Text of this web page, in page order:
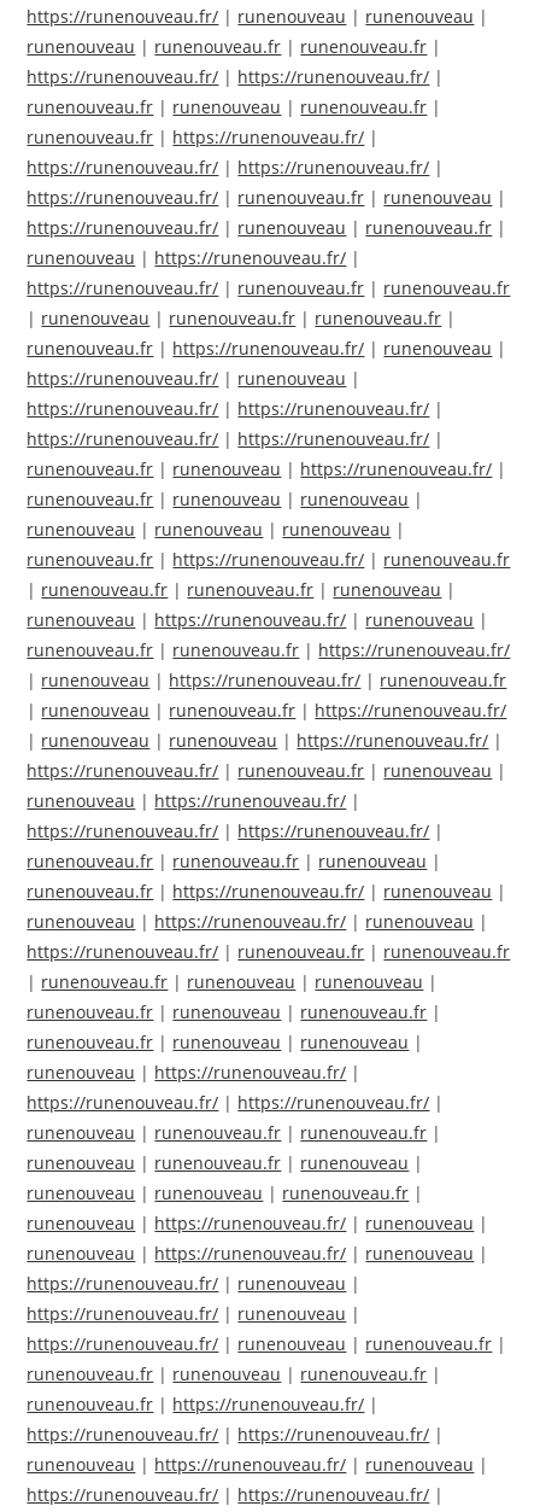
https://runenouveau.fr/ | runenouveau | runenouveau |
runenouveau | runenouveau.fr | runenouveau.fr |
https://runenouveau.fr/ | https://runenouveau.fr/ |
runenouveau.fr | runenouveau | runenouveau.fr |
runenouveau.fr | https://runenouveau.fr/ |
https://runenouveau.fr/ | https://runenouveau.fr/ |
https://runenouveau.fr/ | runenouveau.fr | runenouveau |
https://runenouveau.fr/ | runenouveau | runenouveau.fr |
runenouveau | https://runenouveau.fr/ |
https://runenouveau.fr/ | runenouveau.fr | runenouveau.fr
| runenouveau | runenouveau.fr | runenouveau.fr |
runenouveau.fr | https://runenouveau.fr/ | runenouveau |
https://runenouveau.fr/ | runenouveau |
https://runenouveau.fr/ | https://runenouveau.fr/ |
https://runenouveau.fr/ | https://runenouveau.fr/ |
runenouveau.fr | runenouveau | https://runenouveau.fr/ |
runenouveau.fr | runenouveau | runenouveau |
runenouveau | runenouveau | runenouveau |
runenouveau.fr | https://runenouveau.fr/ | runenouveau.fr
| runenouveau.fr | runenouveau.fr | runenouveau |
runenouveau | https://runenouveau.fr/ | runenouveau |
runenouveau.fr | runenouveau.fr | https://runenouveau.fr/
| runenouveau | https://runenouveau.fr/ | runenouveau.fr
| runenouveau | runenouveau.fr | https://runenouveau.fr/
| runenouveau | runenouveau | https://runenouveau.fr/ |
https://runenouveau.fr/ | runenouveau.fr | runenouveau |
runenouveau | https://runenouveau.fr/ |
https://runenouveau.fr/ | https://runenouveau.fr/ |
runenouveau.fr | runenouveau.fr | runenouveau |
runenouveau.fr | https://runenouveau.fr/ | runenouveau |
runenouveau | https://runenouveau.fr/ | runenouveau |
https://runenouveau.fr/ | runenouveau.fr | runenouveau.fr
| runenouveau.fr | runenouveau | runenouveau |
runenouveau.fr | runenouveau | runenouveau.fr |
runenouveau.fr | runenouveau | runenouveau |
runenouveau | https://runenouveau.fr/ |
https://runenouveau.fr/ | https://runenouveau.fr/ |
runenouveau | runenouveau.fr | runenouveau.fr |
runenouveau | runenouveau.fr | runenouveau |
runenouveau | runenouveau | runenouveau.fr |
runenouveau | https://runenouveau.fr/ | runenouveau |
runenouveau | https://runenouveau.fr/ | runenouveau |
https://runenouveau.fr/ | runenouveau |
https://runenouveau.fr/ | runenouveau |
https://runenouveau.fr/ | runenouveau | runenouveau.fr |
runenouveau.fr | runenouveau | runenouveau.fr |
runenouveau.fr | https://runenouveau.fr/ |
https://runenouveau.fr/ | https://runenouveau.fr/ |
runenouveau | https://runenouveau.fr/ | runenouveau |
https://runenouveau.fr/ | https://runenouveau.fr/ |